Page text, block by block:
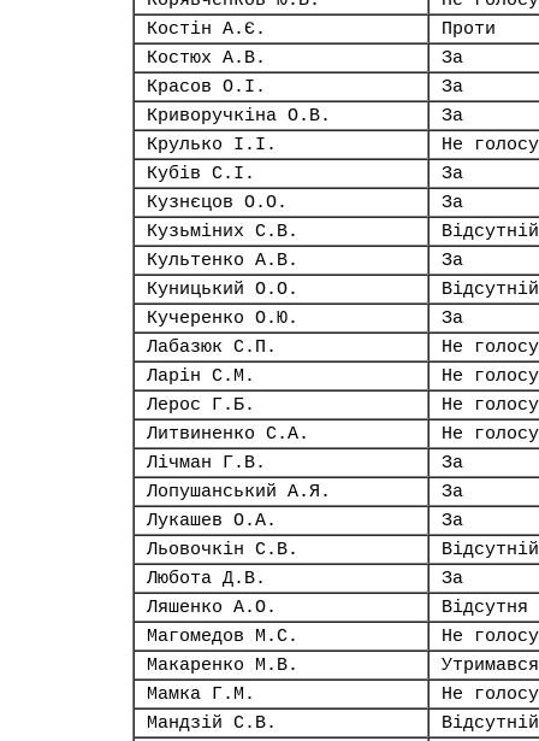
Костін А.Є.
Проти
Костюх А.В.
За
Красов О.І.
За
Криворучкіна О.В.
За
Крулько І.І.
Не
Кубів С.І.
За
Кузнєцов О.О.
За
Кузьміних С.В.
Відсутній
Культенко А.В.
За
Куницький О.О.
Відсутній
Кучеренко О.Ю.
За
Лабазюк С.П.
Не
Ларін С.М.
Не
Лерос Г.Б.
Не
Литвиненко С.А.
Не
Лічман Г.В.
За
Лопушанський А.Я.
За
Лукашев О.А.
За
Льовочкін С.В.
Відсутній
Любота Д.В.
За
Ляшенко А.О.
Відсутня
Магомедов М.С.
Не
Макаренко М.В.
Утримався
Мамка Г.М.
Не
Мандзій С.В.
Відсутній